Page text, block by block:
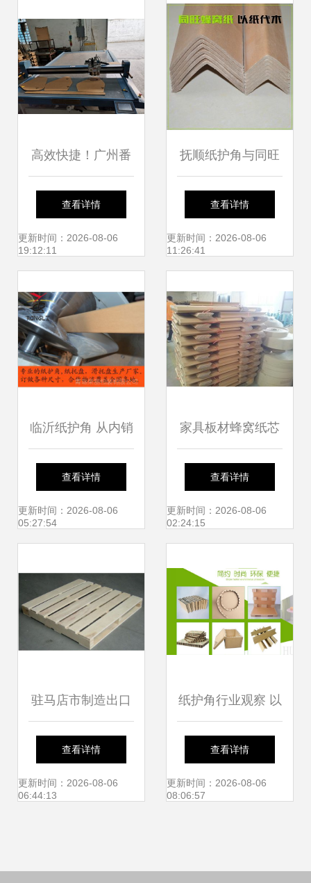
案，集装袋协同护
航
高效快捷！广州番
禺箱包制造公司蜂
窝纸板腾利源，5
查看详情
更新时间：2026-08-06
19:12:11
抚顺纸护角与同旺
蜂窝纸、信实加硬
纸护角及集装袋 绿
完美融合
查看详情
更新时间：2026-08-06
11:26:41
临沂纸护角 从内销
到出口，绿色包装
的全球之旅
查看详情
更新时间：2026-08-06
05:27:54
家具板材蜂窝纸芯
哪里能买到品牌好
的纸蜂窝？优变商
查看详情
更新时间：2026-08-06
02:24:15
驻马店市制造出口
托盘批发价格解析
纸护角的应用与市
查看详情
更新时间：2026-08-06
06:44:13
纸护角行业观察 以
华凯纸品为例，解
析产品、价格与集
查看详情
更新时间：2026-08-06
08:06:57